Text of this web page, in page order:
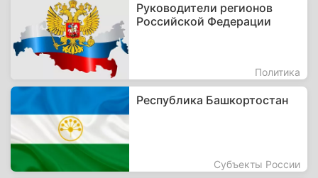
Руководители регионов
Российской Федерации
Политика
Республика Башкортостан
Субъекты России